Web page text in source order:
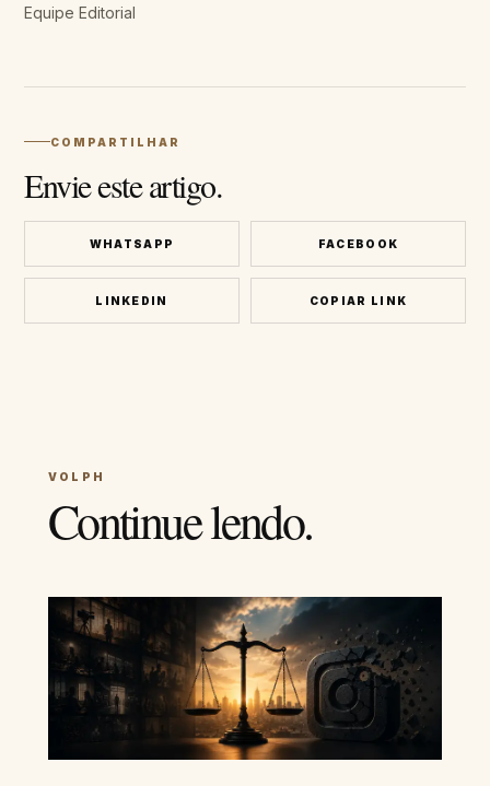
Equipe Editorial
COMPARTILHAR
Envie este artigo.
WHATSAPP FACEBOOK
LINKEDIN COPIAR LINK
VOLPH
Continue lendo.